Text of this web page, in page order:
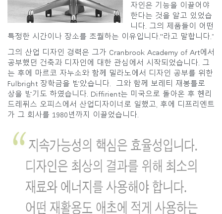
자인은 기능을 이끌어야
한다는 것을 알고 있었습
니다. 그의 제품들이 어떤
특정한 시간이나 장소를 초월하는 이유입니다."라고 말합니다.”
그의 산업 디자인 경력은 그가 Cranbrook Academy of Art에서
공부했던 건축과 디자인에 대한 관심에서 시작되었습니다. 그
는 후에 마르코 자누소와 함께 밀라노에서 디자인 공부를 위한
Fulbright 장학금을 받았습니다. 그와 함께 보레티 재봉틀로
상을 받기도 하였습니다. Diffirient는 미국으로 돌아온 후 헨리
드레퓌스 오피스에서 산업디자이너로 일했고, 후에 디프리엔트
가 그 회사를 1980년까지 이끌었습니다.